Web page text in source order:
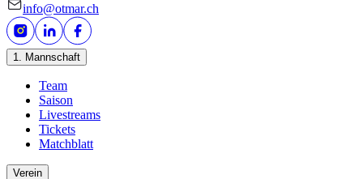
info@otmar.ch
1. Mannschaft
Team
Saison
Livestreams
Tickets
Matchblatt
Verein